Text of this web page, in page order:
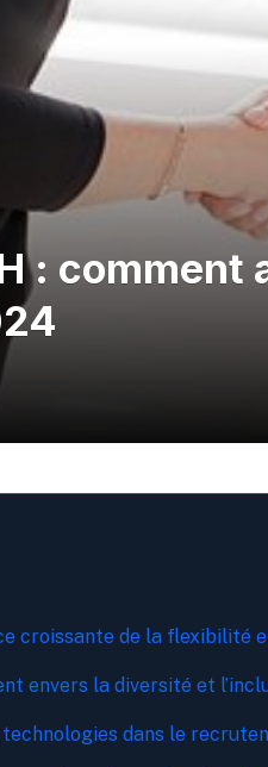
:
croissante de la flexibilité
envers la diversité et
technologies dans le